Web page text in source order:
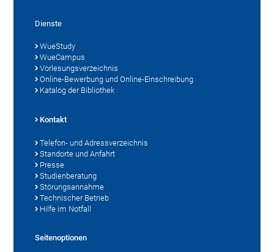
Dienste
WueStudy
WueCampus
Vorlesungsverzeichnis
Online-Bewerbung und Online-Einschreibung
Katalog der Bibliothek
Kontakt
Telefon- und Adressverzeichnis
Standorte und Anfahrt
Presse
Studienberatung
Störungsannahme
Technischer Betrieb
Hilfe im Notfall
Seitenoptionen